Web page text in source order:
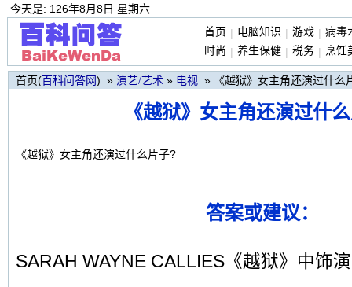
今天是: 126年8月8日 星期六
首页 | 电脑知识 | 游戏 | 病毒
时尚 | 养生保健 | 税务 | 烹饪
首页(百科问答网 ) » 演艺/艺术 » 电视 » 《越狱》女主角还演过什么
《越狱》女主角还演过什
《越狱》女主角还演过什么片子?
答案或建议：
SARAH WAYNE CALLIES《越狱》中饰